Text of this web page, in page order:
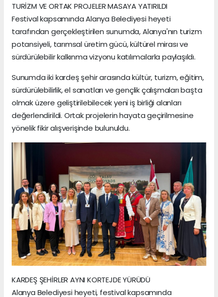
TURİZM VE ORTAK PROJELER MASAYA YATIRILDI
Festival kapsamında Alanya Belediyesi heyeti
tarafından gerçekleştirilen sunumda, Alanya'nın turizm
potansiyeli, tarımsal üretim gücü, kültürel mirası ve
sürdürülebilir kalkınma vizyonu katılımcılarla paylaşıldı.
Sunumda iki kardeş şehir arasında kültür, turizm, eğitim,
sürdürülebilirlik, el sanatları ve gençlik çalışmaları başta
olmak üzere geliştirilebilecek yeni iş birliği alanları
değerlendirildi. Ortak projelerin hayata geçirilmesine
yönelik fikir alışverişinde bulunuldu.
KARDEŞ ŞEHİRLER AYNI KORTEJDE YÜRÜDÜ
Alanya Belediyesi heyeti, festival kapsamında